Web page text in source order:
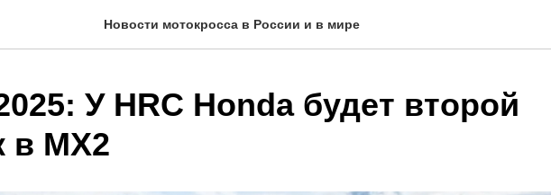
Новости мотокросса в России и в мире
У HRC Honda будет второй
в МХ2